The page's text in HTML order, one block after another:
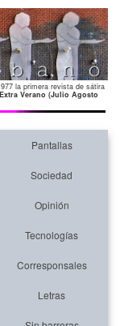
la primera revista de sátira
Extra Verano (Julio Agosto
Pantallas
Sociedad
Opinión
Tecnologías
Corresponsales
Letras